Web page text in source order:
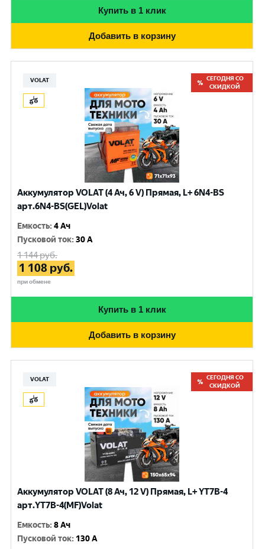
Купить в 1 клик
Добавить в корзину
VOLAT
СЕГОДНЯ СО
СКИДКОЙ
Аккумулятор VOLAT (4 Ач, 6 V) Прямая, L+ 6N4-BS
арт.6N4-BS(GEL)Volat
Емкость:4 Ач
Пусковой ток:30 A
1 144руб.
1 108 руб.
при обмене
Купить в 1 клик
Добавить в корзину
VOLAT
СЕГОДНЯ СО
СКИДКОЙ
Аккумулятор VOLAT (8 Ач, 12 V) Прямая, L+ YT7B-4
арт.YT7B-4(MF)Volat
Емкость:8 Ач
Пусковой ток: 130 A